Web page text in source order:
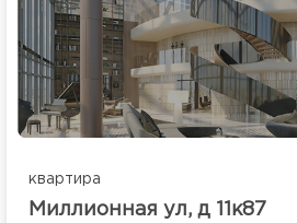
квартира
Миллионная ул, д 11к87